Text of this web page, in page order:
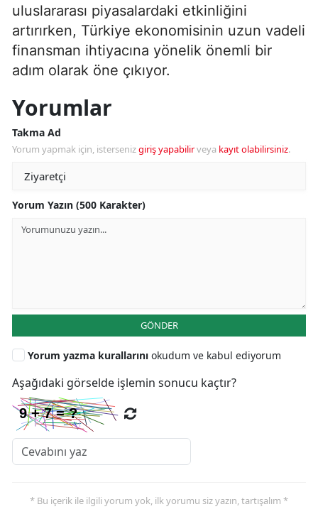
uluslararası piyasalardaki etkinliğini
artırırken, Türkiye ekonomisinin uzun vadeli
finansman ihtiyacına yönelik önemli bir
adım olarak öne çıkıyor.
Yorumlar
Takma Ad
Yorum yapmak için, istersenizgiriş yapabilirveya kayıt olabilirsiniz.
Yorum Yazın (500 Karakter)
GÖNDER
Yorum yazma kurallarını okudum ve kabul ediyorum
Aşağıdaki görselde işlemin sonucu kaçtır?
* Bu içerik ile ilgili yorum yok, ilk yorumu siz yazın, tartışalım *